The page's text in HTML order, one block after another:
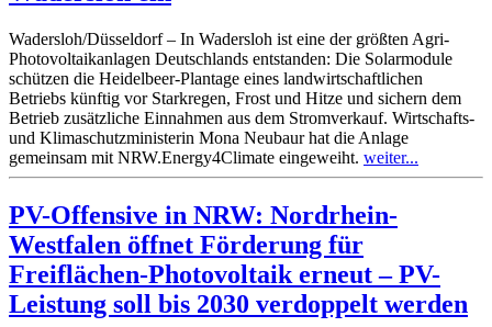
Wadersloh/Düsseldorf – In Wadersloh ist eine der größten Agri-
Photovoltaikanlagen Deutschlands entstanden: Die Solarmodule
schützen die Heidelbeer-Plantage eines landwirtschaftlichen
Betriebs künftig vor Starkregen, Frost und Hitze und sichern dem
Betrieb zusätzliche Einnahmen aus dem Stromverkauf. Wirtschafts-
und Klimaschutzministerin Mona Neubaur hat die Anlage
gemeinsam mit NRW.Energy4Climate eingeweiht. weiter...
PV-Offensive in NRW: Nordrhein-
Westfalen öffnet Förderung für
Freiflächen-Photovoltaik erneut – PV-
Leistung soll bis 2030 verdoppelt werden